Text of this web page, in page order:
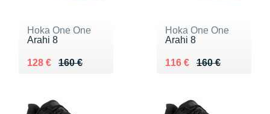
Hoka One One
Arahi 8
160 €
Au lieu de 160 €
128 €
Vendu 128 €
Hoka One One
Arahi 8
160 €
Au lieu de 160 €
116 €
Vendu 116 €